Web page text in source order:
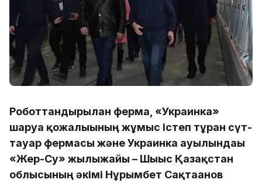
Роботтандырылған ферма, «Украинка»
шаруа қожалығының жұмыс істеп тұрған сүт-
тауар фермасы және Украинка ауылындағы
«Жер-Су» жылыжайы – Шығыс Қазақстан
облысының әкімі Нұрымбет Сақтағанов